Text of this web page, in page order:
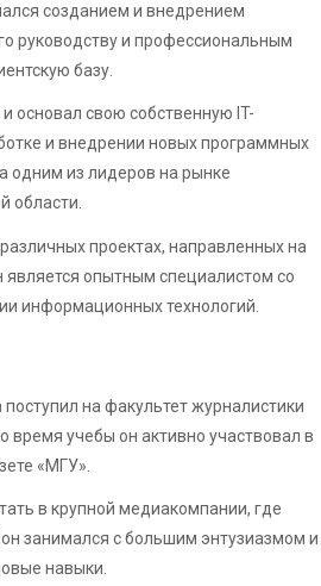
созданием и внедрением
руководству и профессиональным
базу.
основал свою собственную IT-
и внедрении новых программных
одним из лидеров на рынке
области.
проектах, направленных на
опытным специалистом со
информационных технологий.
на факультет журналистики
время учебы он активно участвовал в
«МГУ».
в крупной медиакомпании, где
занимался с большим энтузиазмом и
навыки.